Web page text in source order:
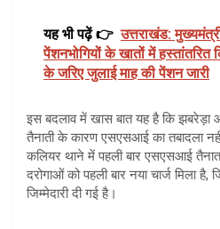
यह भी पढ़ें 👉 उत्तराखंड:
पेंशनभोगियों के खातों में हस्तांतरित
के जरिए जुलाई माह की पेंशन जारी
इस बदलाव में खास बात यह है कि
तैनाती के कारण एसएसआई का तबादला
कलियर थाने में पहली बार एसएसआई
दरोगाओं को पहली बार नया चार्ज मिला
जिम्मेदारी दी गई है।